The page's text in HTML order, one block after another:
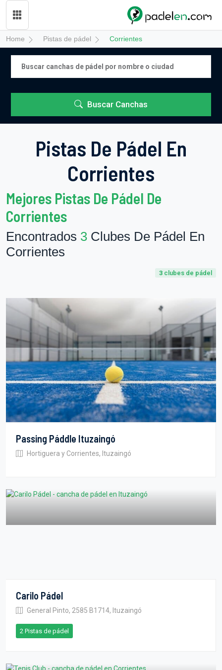
Home Pistas de pádel Corrientes
Buscar Canchas
Pistas De Pádel En
Corrientes
Mejores Pistas De Pádel De
Corrientes
Encontrados 3 Clubes De Pádel En
Corrientes
3 clubes de pádel
Passing Páddle Ituzaingó
Hortiguera y Corrientes, Ituzaingó
Carilo Pádel
General Pinto, 2585 B1714, Ituzaingó
2 Pistas de pádel